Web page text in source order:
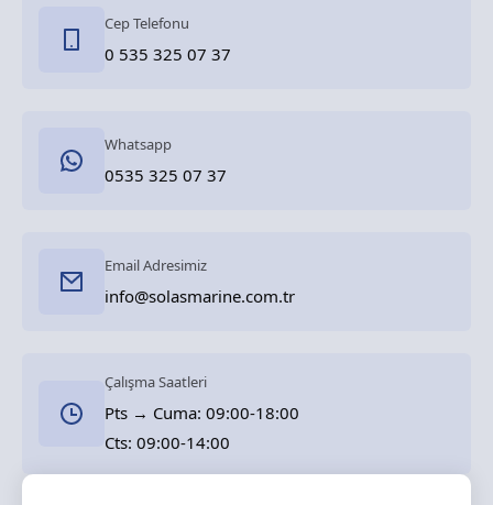
Cep Telefonu
0 535 325 07 37
Whatsapp
0535 325 07 37
Email Adresimiz
info@solasmarine.com.tr
Çalışma Saatleri
Pts → Cuma: 09:00-18:00
Cts: 09:00-14:00